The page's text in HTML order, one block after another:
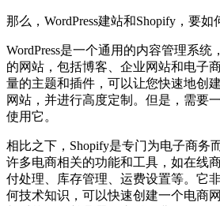
那么，WordPress建站和Shopify，要如
WordPress是一个通用的内容管理系统
的网站，包括博客、企业网站和电子
量的主题和插件，可以让您快速地创
网站，并进行高度定制。但是，需要
使用它。
相比之下，Shopify是专门为电子商务
许多电商相关的功能和工具，如在线
付处理、库存管理、运费设置等。它
何技术知识，可以快速创建一个电商